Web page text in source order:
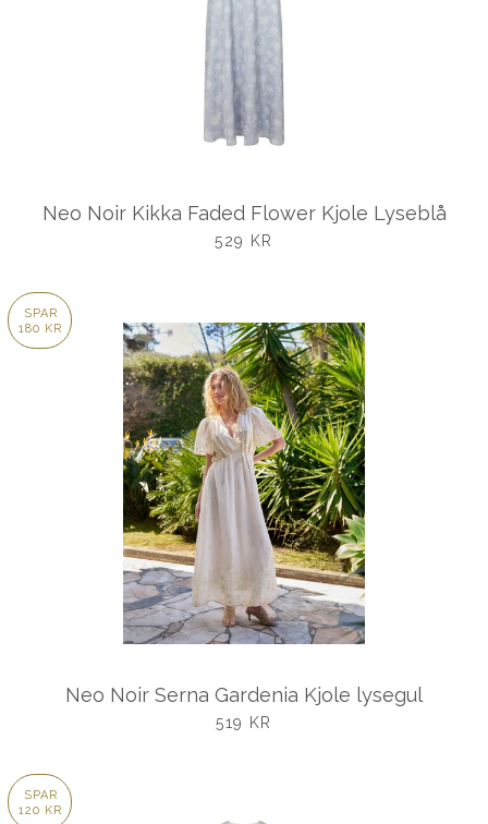
Neo Noir Kikka Faded Flower Kjole Lyseblå
UDSALGSPRIS
529 KR
SPAR
180 KR
Neo Noir Serna Gardenia Kjole lysegul
UDSALGSPRIS
519 KR
SPAR
120 KR